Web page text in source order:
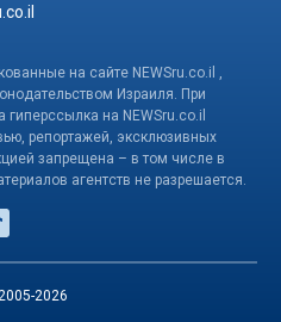
на сайте NEWSru.co.il ,
Израиля. При
на NEWSru.co.il
репортажей, эксклюзивных
запрещена – в том числе в
агентств не разрешается.
2026